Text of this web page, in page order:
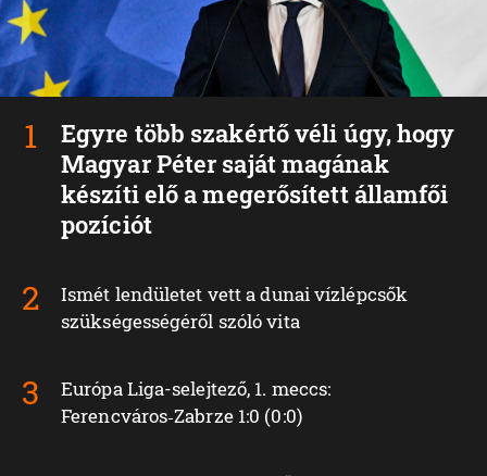
Egyre több szakértő véli úgy, hogy
Magyar Péter saját magának
készíti elő a megerősített államfői
pozíciót
Ismét lendületet vett a dunai vízlépcsők
szükségességéről szóló vita
Európa Liga-selejtező, 1. meccs:
Ferencváros‑Zabrze 1:0 (0:0)